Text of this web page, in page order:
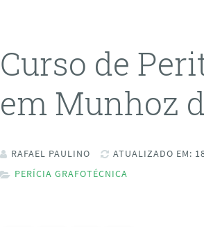
Curso de
em Munhoz
RAFAEL PAULINO
ATUALIZADO EM:
PERÍCIA GRAFOTÉCNICA